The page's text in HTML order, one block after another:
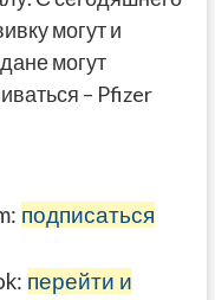
могут и
могут
– Pfizer
подписаться
перейти и